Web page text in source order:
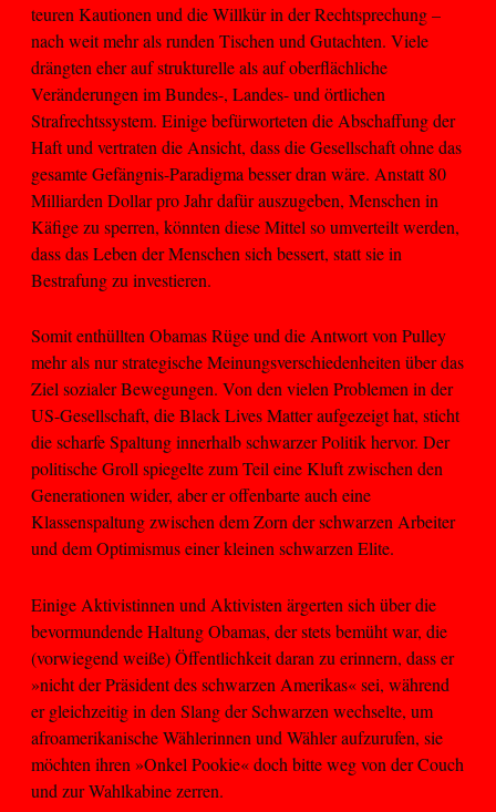
teuren Kautionen und die Willkür in der Rechtsprechung –
nach weit mehr als runden Tischen und Gutachten. Viele
drängten eher auf strukturelle als auf oberflächliche
Veränderungen im Bundes-, Landes- und örtlichen
Strafrechtssystem. Einige befürworteten die Abschaffung der
Haft und vertraten die Ansicht, dass die Gesellschaft ohne das
gesamte Gefängnis-Paradigma besser dran wäre. Anstatt 80
Milliarden Dollar pro Jahr dafür auszugeben, Menschen in
Käfige zu sperren, könnten diese Mittel so umverteilt werden,
dass das Leben der Menschen sich bessert, statt sie in
Bestrafung zu investieren.
Somit enthüllten Obamas Rüge und die Antwort von Pulley
mehr als nur strategische Meinungsverschiedenheiten über das
Ziel sozialer Bewegungen. Von den vielen Problemen in der
US-Gesellschaft, die Black Lives Matter aufgezeigt hat, sticht
die scharfe Spaltung innerhalb schwarzer Politik hervor. Der
politische Groll spiegelte zum Teil eine Kluft zwischen den
Generationen wider, aber er offenbarte auch eine
Klassenspaltung zwischen dem Zorn der schwarzen Arbeiter
und dem Optimismus einer kleinen schwarzen Elite.
Einige Aktivistinnen und Aktivisten ärgerten sich über die
bevormundende Haltung Obamas, der stets bemüht war, die
(vorwiegend weiße) Öffentlichkeit daran zu erinnern, dass er
»nicht der Präsident des schwarzen Amerikas« sei, während
er gleichzeitig in den Slang der Schwarzen wechselte, um
afroamerikanische Wählerinnen und Wähler aufzurufen, sie
möchten ihren »Onkel Pookie« doch bitte weg von der Couch
und zur Wahlkabine zerren.